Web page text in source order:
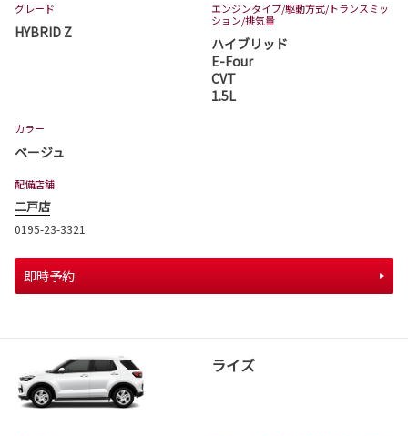
グレード
HYBRID Z
エンジンタイプ/駆動方式/トランスミッ
ション/排気量
ハイブリッド
E-Four
CVT
1.5L
カラー
ベージュ
配備店舗
二戸店
0195-23-3321
即時予約
ライズ